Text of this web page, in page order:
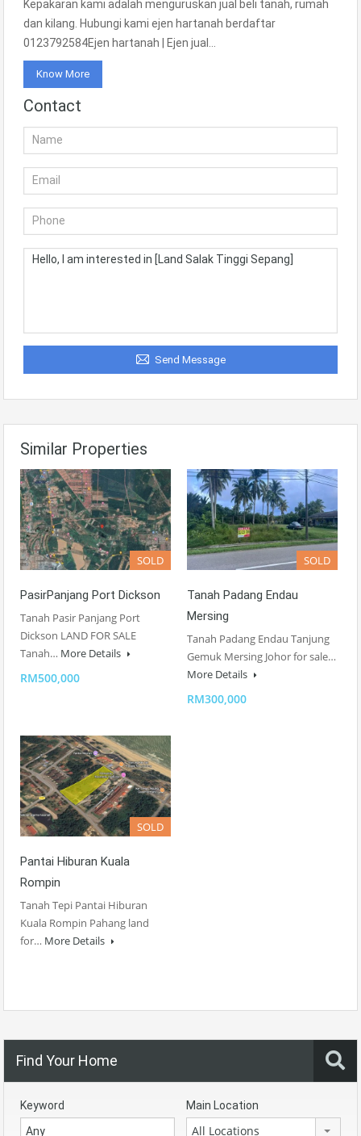
Kepakaran kami adalah menguruskan jual beli tanah, rumah
dan kilang. Hubungi kami ejen hartanah berdaftar
0123792584Ejen hartanah | Ejen jual…
Know More
Contact
Send Message
Similar Properties
SOLD
PasirPanjang Port Dickson
Tanah Pasir Panjang Port
Dickson LAND FOR SALE
Tanah… More Details
RM500,000
SOLD
Tanah Padang Endau
Mersing
Tanah Padang Endau Tanjung
Gemuk Mersing Johor for sale…
More Details
RM300,000
SOLD
Pantai Hiburan Kuala
Rompin
Tanah Tepi Pantai Hiburan
Kuala Rompin Pahang land
for… More Details
Find Your Home
Keyword Main Location
All Locations